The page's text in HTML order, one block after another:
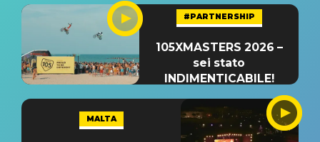
#PARTNERSHIP
105XMASTERS 2026 –
sei stato
INDIMENTICABILE!
MALTA